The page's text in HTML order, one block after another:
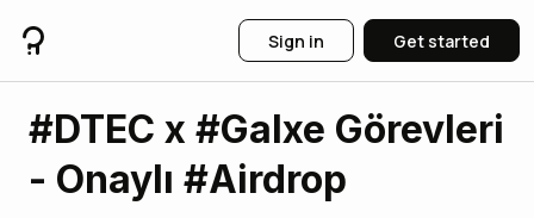
Sign in Get started
#DTEC x #Galxe Görevleri
- Onaylı #Airdrop